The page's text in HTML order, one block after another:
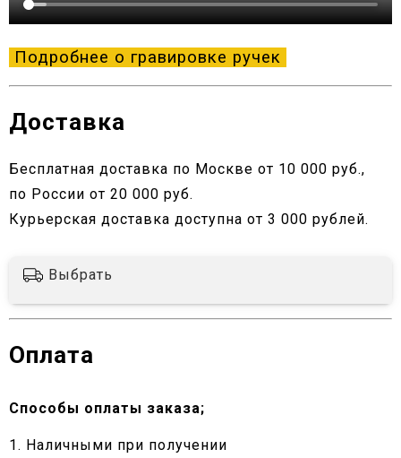
Подробнее о гравировке ручек
Доставка
Бесплатная доставка по Москве от 10 000 руб.,
по России от 20 000 руб.
Курьерская доставка доступна от 3 000 рублей.
Выбрать
Оплата
Способы оплаты заказа;
1. Наличными при получении